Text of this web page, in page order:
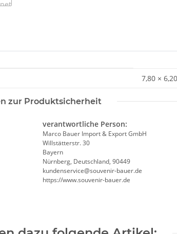
7,80 ×
zur Produktsicherheit
verantwortliche Person:
Marco Bauer Import & Export GmbH
Willstätterstr. 30
Bayern
Nürnberg, Deutschland, 90449
kundenservice@souvenir-bauer.de
https://www.souvenir-bauer.de